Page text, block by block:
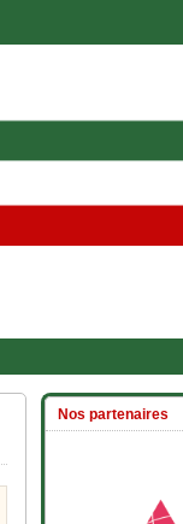
Nos partenaires